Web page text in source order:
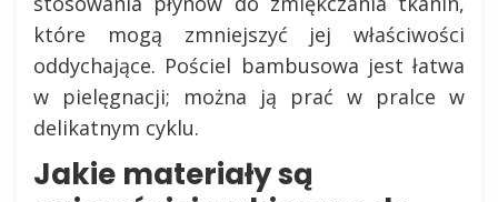
które mogą zmniejszyć jej właściwości
oddychające. Pościel bambusowa jest łatwa
w pielęgnacji; można ją prać w pralce w
delikatnym cyklu.
Jakie materiały są